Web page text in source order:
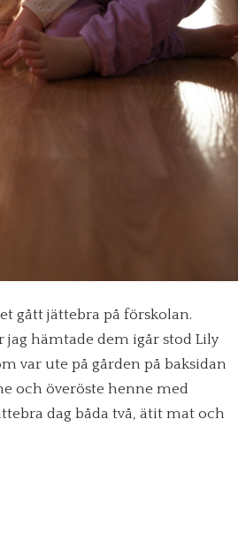
gått jättebra på förskolan.
jag hämtade dem igår stod Lily
var ute på gården på baksidan
och överöste henne med
dag båda två, ätit mat och